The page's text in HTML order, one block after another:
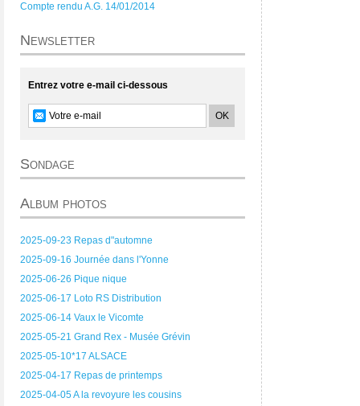
Compte rendu A.G. 14/01/2014
Newsletter
Entrez votre e-mail ci-dessous
Sondage
Album photos
2025-09-23 Repas d"automne
2025-09-16 Journée dans l'Yonne
2025-06-26 Pique nique
2025-06-17 Loto RS Distribution
2025-06-14 Vaux le Vicomte
2025-05-21 Grand Rex - Musée Grévin
2025-05-10*17 ALSACE
2025-04-17 Repas de printemps
2025-04-05 A la revoyure les cousins